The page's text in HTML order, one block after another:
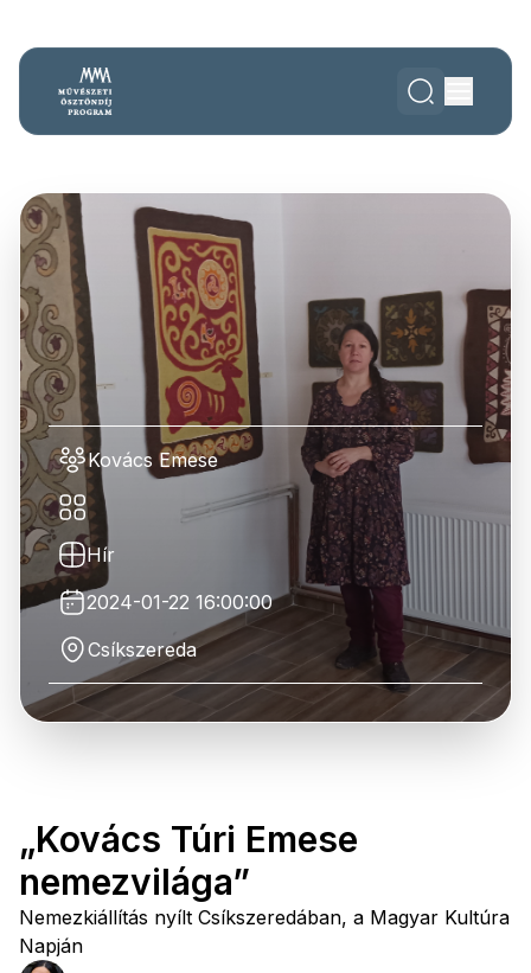
Kovács Emese
Hír
2024-01-22 16:00:00
Csíkszereda
„Kovács Túri Emese
nemezvilága”
Nemezkiállítás nyílt Csíkszeredában, a Magyar Kultúra
Napján